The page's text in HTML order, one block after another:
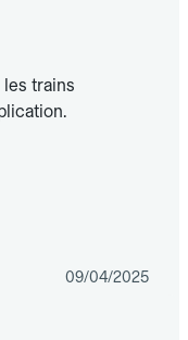
trains
09/04/2025